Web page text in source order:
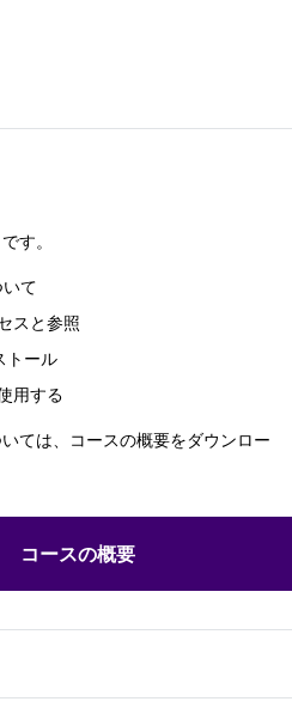
す。
て
スと参照
トール
用する
ては、コースの概要をダウンロー
コースの概要